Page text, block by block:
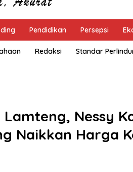
Pendidikan Persepsi
Redaksi Standar
Nessy
Naikkan Harga